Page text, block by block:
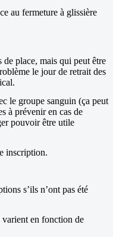
au fermeture à glissière
place, mais qui peut être
le jour de retrait des
le groupe sanguin (ça peut
à prévenir en cas de
pouvoir être utile
inscription.
s’ils n’ont pas été
varient en fonction de